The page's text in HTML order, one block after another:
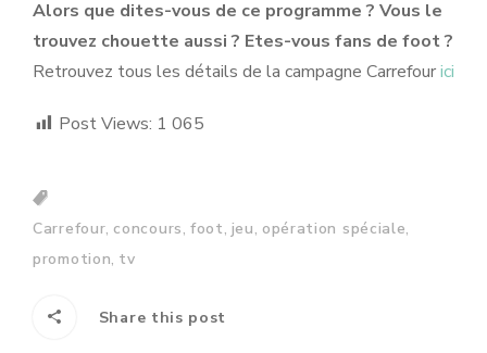
Alors que dites-vous de ce programme ? Vous le
trouvez chouette aussi ? Etes-vous fans de foot ?
Retrouvez tous les détails de la campagne Carrefourici
Post Views: 1 065
Carrefour, concours, foot, jeu, opération spéciale,
promotion, tv
Share this post